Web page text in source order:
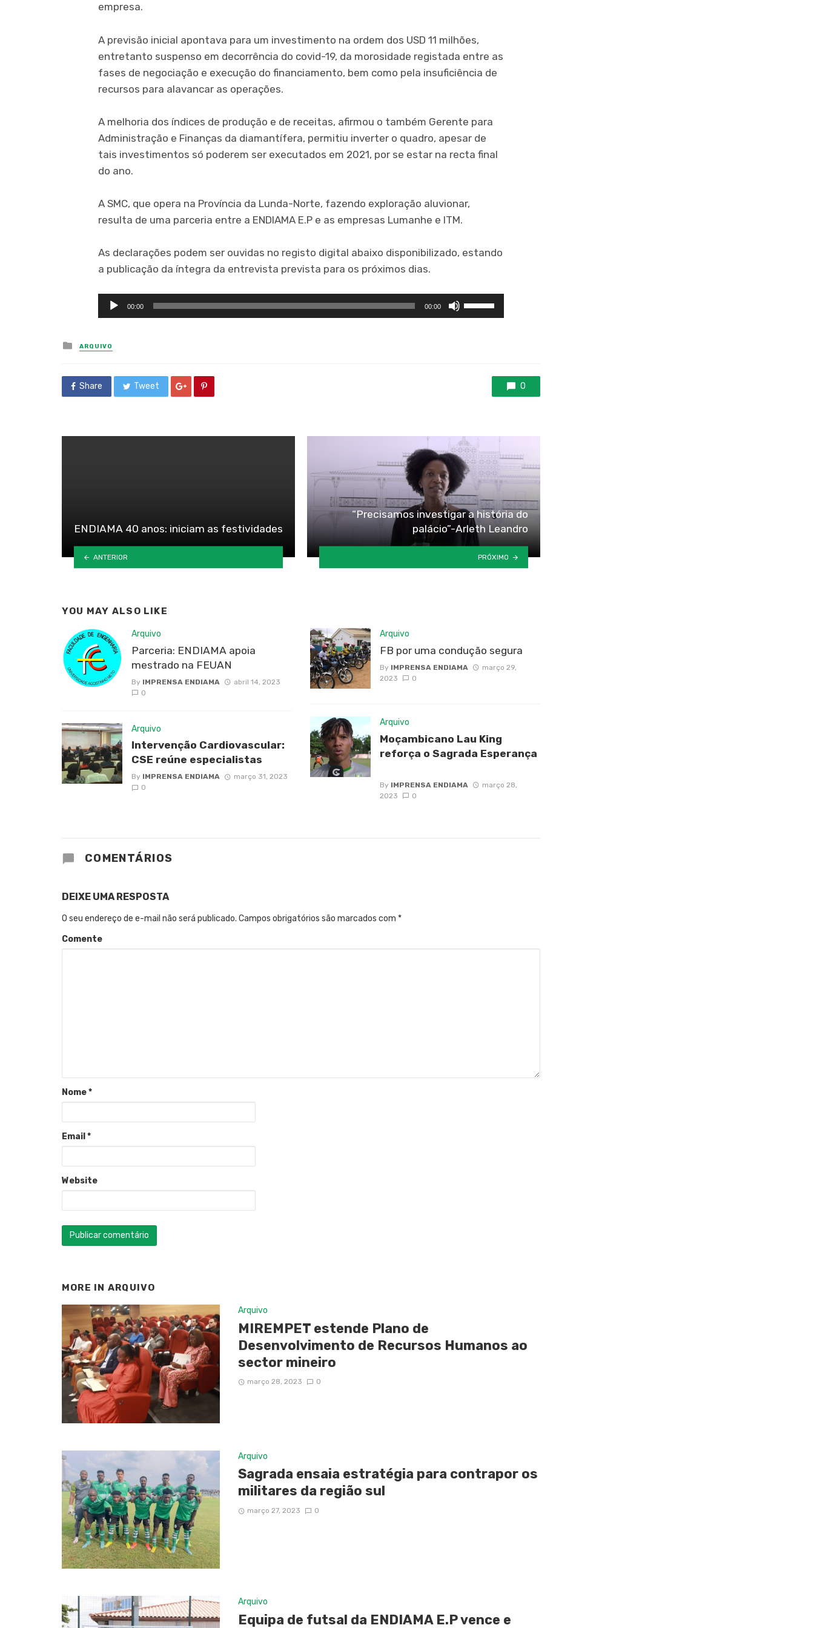
empresa.
A previsão inicial apontava para um investimento na ordem dos USD 11 milhões,
entretanto suspenso em decorrência do covid-19, da morosidade registada entre as
fases de negociação e execução do financiamento, bem como pela insuficiência de
recursos para alavancar as operações.
A melhoria dos índices de produção e de receitas, afirmou o também Gerente para
Administração e Finanças da diamantífera, permitiu inverter o quadro, apesar de
tais investimentos só poderem ser executados em 2021, por se estar na recta final
do ano.
A SMC, que opera na Província da Lunda-Norte, fazendo exploração aluvionar,
resulta de uma parceria entre a ENDIAMA E.P e as empresas Lumanhe e ITM.
As declarações podem ser ouvidas no registo digital abaixo disponibilizado, estando
a publicação da íntegra da entrevista prevista para os próximos dias.
Tocador
de
00:00 00:00
Use
as
aumentar
ou
diminuir
o
volume.
Posted
in
ARQUIVO
Share Tweet 0
ENDIAMA 40 anos: iniciam as festividades
ANTERIOR
“Precisamos investigar a história do
palácio”-Arleth Leandro
PRÓXIMO
YOU MAY ALSO LIKE
Arquivo
Parceria: ENDIAMA apoia
mestrado na FEUAN
By IMPRENSA ENDIAMA
abril 14, 2023
0
Arquivo
Intervenção Cardiovascular:
CSE reúne especialistas
By IMPRENSA ENDIAMA
março 31, 2023
0
Arquivo
FB por uma condução segura
By IMPRENSA ENDIAMA
março 29,
2023
0
Arquivo
Moçambicano Lau King
reforça o Sagrada Esperança
By IMPRENSA ENDIAMA
março 28,
2023
0
COMENTÁRIOS
DEIXE UMA RESPOSTA
O seu endereço de e-mail não será publicado. Campos obrigatórios são marcados com *
Comente
Nome*
Email *
Website
MORE IN ARQUIVO
Arquivo
MIREMPET estende Plano de
Desenvolvimento de Recursos Humanos ao
sector mineiro
março 28, 2023 0
Arquivo
Sagrada ensaia estratégia para contrapor os
militares da região sul
março 27, 2023 0
Arquivo
Equipa de futsal da ENDIAMA E.P vence e